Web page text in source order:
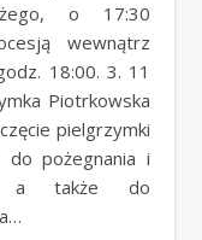
o 17:30
wewnątrz
18:00. 3. 11
Piotrkowska
pielgrzymki
do pożegnania i
a także do